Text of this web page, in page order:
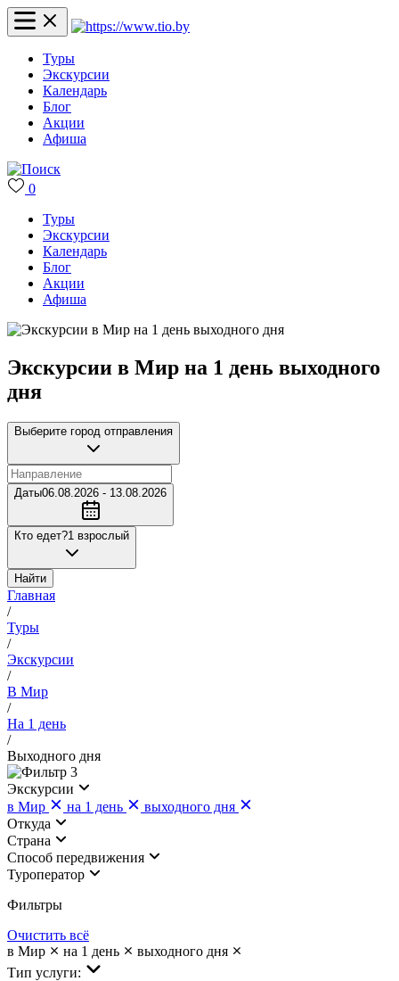
Туры
Экскурсии
Календарь
Блог
Акции
Афиша
0
Туры
Экскурсии
Календарь
Блог
Акции
Афиша
Экскурсии в Мир на 1 день выходного
дня
Выберите город отправления
Даты06.08.2026 - 13.08.2026
Кто едет?1 взрослый
Найти
Главная
/
Туры
/
Экскурсии
/
В Мир
/
На 1 день
/
Выходного дня
3
Экскурсии
в Мир
на 1 день
выходного дня
Откуда
Страна
Cпособ передвижения
Туроператор
Фильтры
Очистить всё
в Мир
на 1 день
выходного дня
Тип услуги: